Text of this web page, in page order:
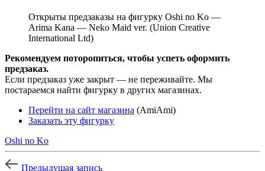
Открыты предзаказы на фигурку Oshi no Ko —
Arima Kana — Neko Maid ver. (Union Creative
International Ltd)
Рекомендуем поторопиться, чтобы успеть оформить
предзаказ.
Если предзаказ уже закрыт — не переживайте. Мы
постараемся найти фигурку в других магазинах.
Перейти на сайт магазина (AmiAmi)
Заказать эту фигурку
Oshi no Ko
Предыдущая запись